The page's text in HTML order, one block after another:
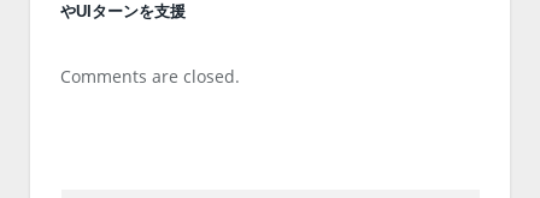
やUIターンを支援
Comments are closed.